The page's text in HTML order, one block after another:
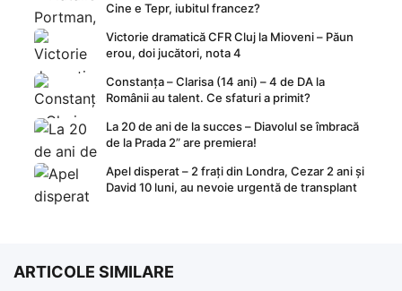
Cine e Tepr, iubitul francez?
Victorie dramatică CFR Cluj la Mioveni – Păun
erou, doi jucători, nota 4
Constanța – Clarisa (14 ani) – 4 de DA la
Românii au talent. Ce sfaturi a primit?
La 20 de ani de la succes – Diavolul se îmbracă
de la Prada 2” are premiera!
Apel disperat – 2 frați din Londra, Cezar 2 ani și
David 10 luni, au nevoie urgentă de transplant
ARTICOLE SIMILARE